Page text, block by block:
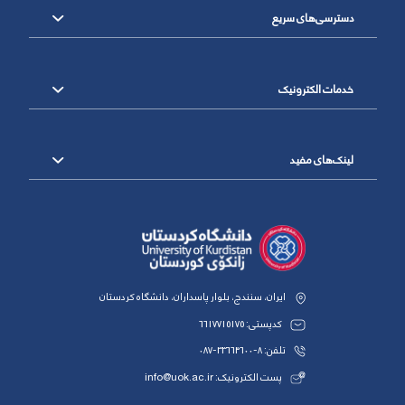
دسترسی‌های سریع
خدمات الکترونیک
لینک‌های مفید
ایران، سنندج، بلوار پاسداران، دانشگاه کردستان
کدپستی: 6617715175
تلفن: 8-33664600-087
پست الکترونیک: info@uok.ac.ir